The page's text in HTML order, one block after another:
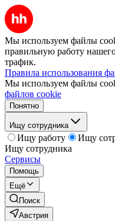
Мы используем файлы
правильную работу
трафик.
Правила использования
Мы используем файлы
файлов cookie
Понятно
Ищу сотрудника
Ищу работу
Ищу
Ищу сотрудника
Сервисы
Помощь
Ещё
Поиск
Австрия